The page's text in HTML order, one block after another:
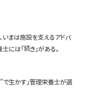
いまは施設を支えるアドバ
には「続き」がある。
で生かす」管理栄養士が選